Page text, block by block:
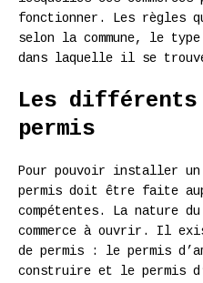
fonctionner. Les règles
selon la commune, le
dans laquelle il se
Les différents
permis
Pour pouvoir installer un
permis doit être faite
compétentes. La nature
commerce à ouvrir. Il
de permis : le permis
construire et le permis